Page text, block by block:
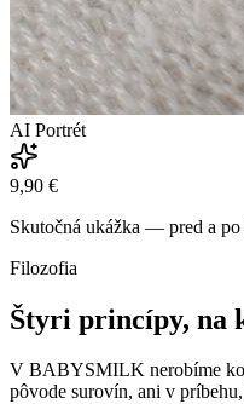
AI Portrét
9,90 €
Skutočná ukážka — pred a
Filozofia
Štyri princípy, na
V BABYSMILK nerobíme
pôvode surovín, ani v